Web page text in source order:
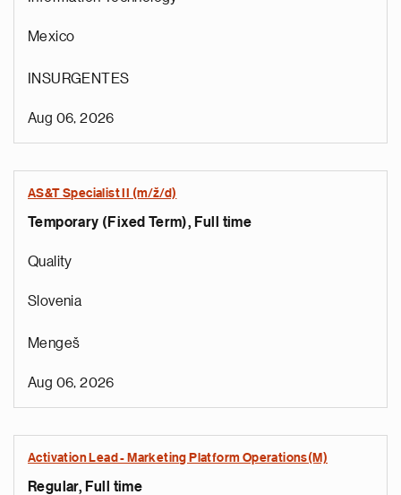
Mexico
INSURGENTES
Aug 06, 2026
AS&T Specialist II (m/ž/d)
Temporary (Fixed Term), Full time
Quality
Slovenia
Mengeš
Aug 06, 2026
Activation Lead - Marketing Platform Operations(M)
Regular, Full time